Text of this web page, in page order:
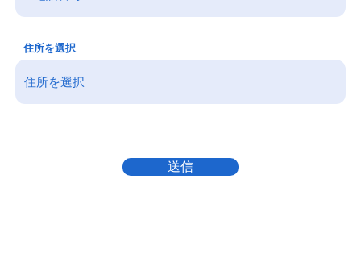
住所を選択
送信